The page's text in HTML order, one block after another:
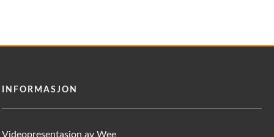
INFORMASJON
Videopresentasjon av Wee